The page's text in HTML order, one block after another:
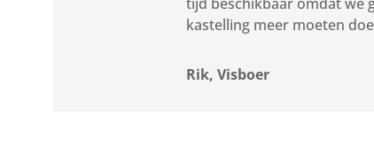
kastelling meer moeten
Rik, Visboer